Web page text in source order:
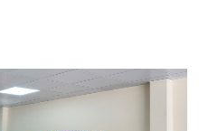
tiêu thụ tại thị trường